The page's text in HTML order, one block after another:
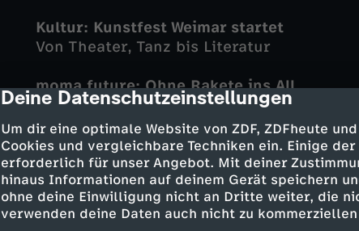
cmp-dialog-description
Deine Datenschutzeinstellungen
Um dir eine optimale Website von ZDF, ZDFheute
Cookies und vergleichbare Techniken ein. Einige
erforderlich für unser Angebot. Mit deiner
hinaus Informationen auf deinem Gerät speichern
ohne deine Einwilligung nicht an Dritte weiter, die
verwenden deine Daten auch nicht zu
Kultur: Kunstfest Weimar startet
Von Theater, Tanz bis Literatur
moma future: Ohne Rakete ins All
Start-up entwickelt Raumflugzeuge
Service: Bewerbungen mit KI-Hilfe
Tipps für Lebenslauf und Anschreiben
Fußball: Torwartlegende Neuer geht
Abschied aus Nationalelf